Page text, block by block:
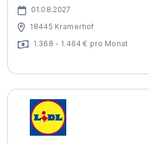
01.08.2027
18445 Kramerhof
1.368 - 1.464 € pro Monat